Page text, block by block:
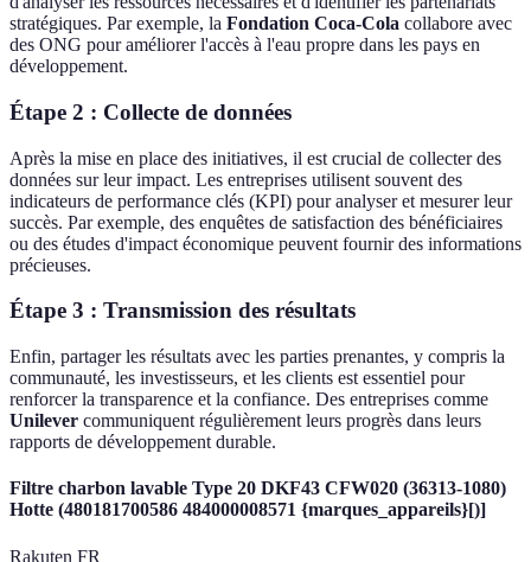
stratégiques. Par exemple, la Fondation Coca-Cola collabore avec
des ONG pour améliorer l'accès à l'eau propre dans les pays en
développement.
Étape 2 : Collecte de données
Après la mise en place des initiatives, il est crucial de collecter des
données sur leur impact. Les entreprises utilisent souvent des
indicateurs de performance clés (KPI) pour analyser et mesurer leur
succès. Par exemple, des enquêtes de satisfaction des bénéficiaires
ou des études d'impact économique peuvent fournir des informations
précieuses.
Étape 3 : Transmission des résultats
Enfin, partager les résultats avec les parties prenantes, y compris la
communauté, les investisseurs, et les clients est essentiel pour
renforcer la transparence et la confiance. Des entreprises comme
Unilever communiquent régulièrement leurs progrès dans leurs
rapports de développement durable.
Filtre charbon lavable Type 20 DKF43 CFW020 (36313-1080)
Hotte (480181700586 484000008571 {marques_appareils}[)]
Rakuten FR